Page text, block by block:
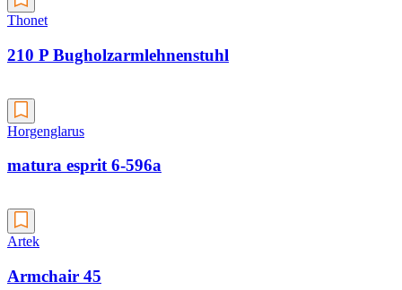
Thonet
210 P Bugholzarmlehnenstuhl
Horgenglarus
matura esprit 6-596a
Artek
Armchair 45